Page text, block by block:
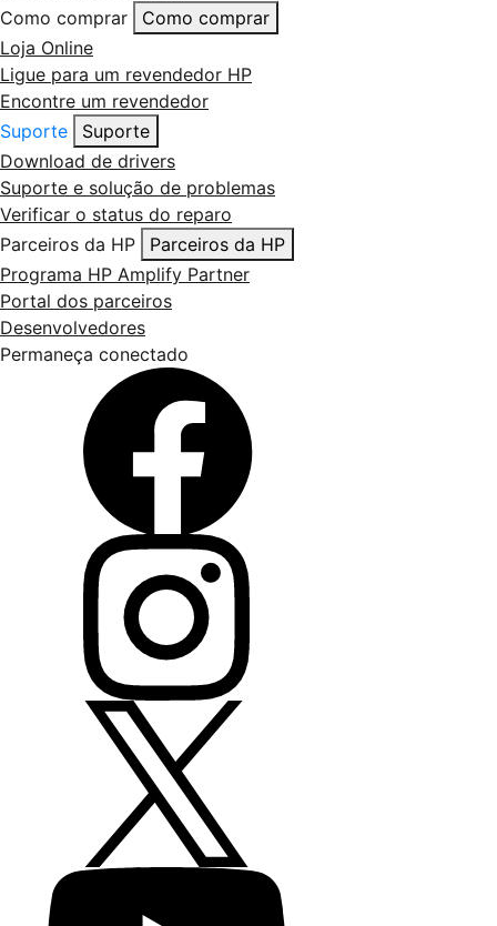
Como comprar
Como comprar
Loja Online
Ligue para um revendedor HP
Encontre um revendedor
Suporte
Suporte
Download de drivers
Suporte e solução de problemas
Verificar o status do reparo
Parceiros da HP
Parceiros da HP
Programa HP Amplify Partner
Portal dos parceiros
Desenvolvedores
Permaneça conectado